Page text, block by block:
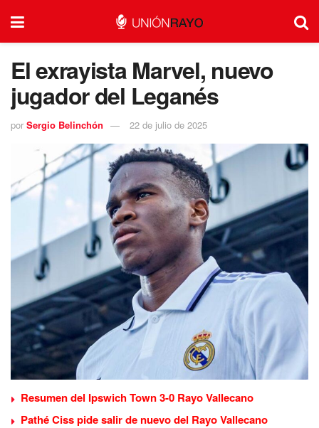
El exrayista Marvel, nuevo
jugador del Leganés
por Sergio Belinchón 22 de julio de 2025
Resumen del Ipswich Town 3-0 Rayo Vallecano
Pathé Ciss pide salir de nuevo del Rayo Vallecano